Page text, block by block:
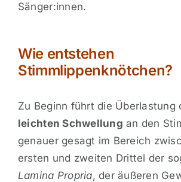
Sänger:innen.
Wie entstehen
Stimmlippenknötchen?
Zu Beginn führt die Überlastung
leichten Schwellung an den
genauer gesagt im Bereich
ersten und zweiten Drittel der
Lamina Propria, der äußeren